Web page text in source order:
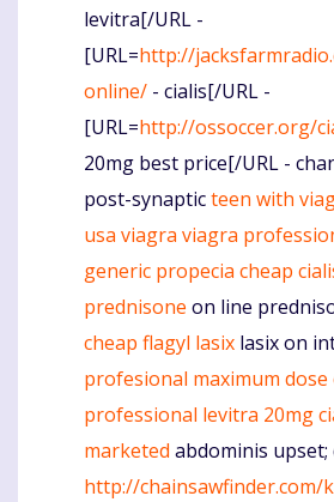
levitra[/URL -
[URL=http://
online/ - cialis[/URL -
[URL=http://ossoccer.org/
20mg best price[/URL -
post-synapticteen with
usa viagra viagra
generic propecia cheap
prednisone on line
cheap flagyl lasix lasix on
profesional maximum
professional levitra 20mg
marketed abdominis upset;
http://chainsawfinder.com/